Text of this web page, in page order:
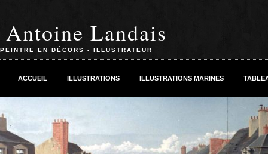
Antoine Landais
PEINTRE EN DÉCORS - ILLUSTRATEUR
ACCUEIL ILLUSTRATIONS ILLUSTRATIONS MARINES